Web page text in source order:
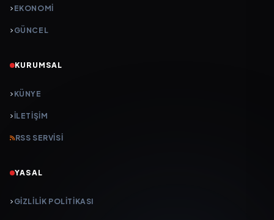
EKONOMİ
GÜNCEL
KURUMSAL
KÜNYE
İLETIŞIM
RSS SERVISI
YASAL
GIZLILIK POLITIKASI